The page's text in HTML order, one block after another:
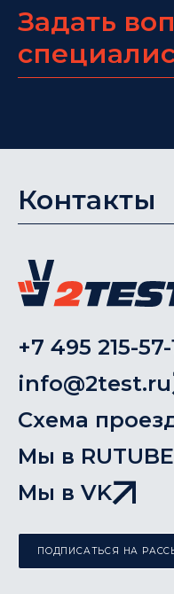
Задать
Контакты
+7 495 215-57-
info@2test.ru
Схема
Мы в RUTUBE
Мы в VK
ПОДПИСАТЬСЯ НА